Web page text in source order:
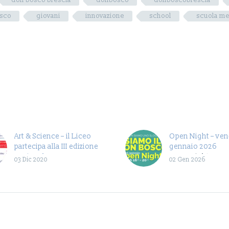
giovani innovazione school scuola
Art & Science – il Liceo
partecipa alla III edizione
Nazionale
03 Dic 2020
Open Night –
gennaio 2026
Open Night Sono
02 Gen 2026